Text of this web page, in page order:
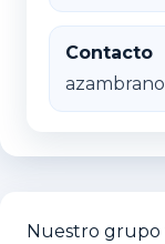
Contacto
Nuestro grupo